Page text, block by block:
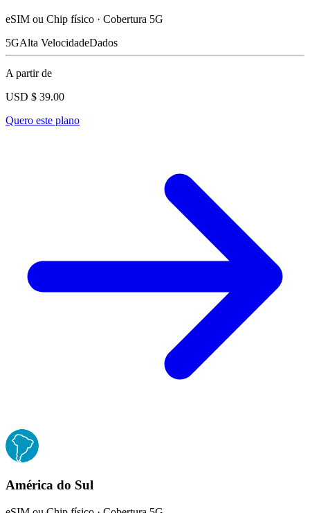
eSIM ou Chip físico · Cobertura 5G
5GAlta VelocidadeDados
A partir de
USD $ 39.00
Quero este plano
América do Sul